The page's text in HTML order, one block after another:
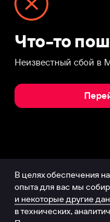
Что-то
Неизвестный сбой в
В целях обеспечения
опыта для вас мы
и некоторые другие
в технических,